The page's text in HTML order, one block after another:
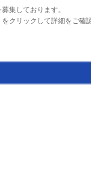
集しております。
クリックして詳細をご確